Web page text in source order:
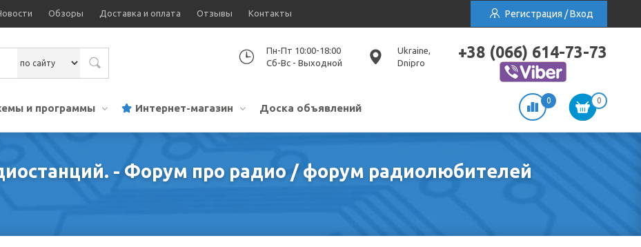
Обзоры Доставка и оплата Отзывы Контакты Регистрация / Вход
Пн-Пт 10:00-18:00
Сб-Вс - Выходной
Ukraine,
Dnipro
+38 (066) 614-73-73
и программы Интернет-магазин Доска объявлений
0 0
- Форум про радио / форум радиолюбителей